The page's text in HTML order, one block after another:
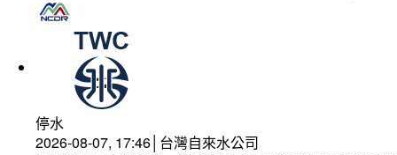
停水
2026-08-07, 17:46│台灣自來水公司